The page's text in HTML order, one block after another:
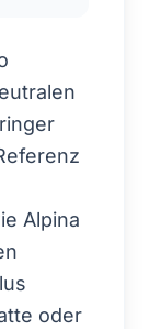
Alpina
oder